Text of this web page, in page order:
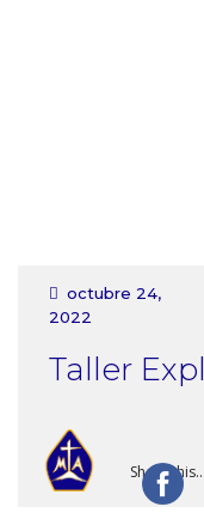
Contactooctubre 24,
2022
Taller
Share this...